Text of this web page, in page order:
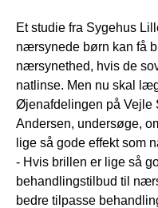
Et studie fra Sygehus
nærsynede børn kan få
nærsynethed, hvis de
natlinse. Men nu skal
Øjenafdelingen på Vejle
Andersen, undersøge,
lige så gode effekt som
- Hvis brillen er lige så
behandlingstilbud til
bedre tilpasse